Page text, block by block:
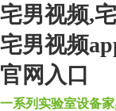
宅男视频,
宅男视频
官网入口
列实验室设备家具